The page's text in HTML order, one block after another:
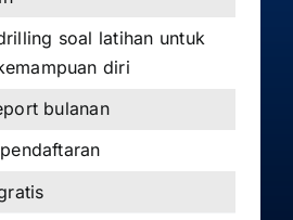
soal latihan untuk
diri
bulanan